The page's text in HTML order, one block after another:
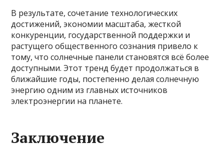
В результате, сочетание технологических
достижений, экономии масштаба, жесткой
конкуренции, государственной поддержки и
растущего общественного сознания привело к
тому, что солнечные панели становятся всё более
доступными. Этот тренд будет продолжаться в
ближайшие годы, постепенно делая солнечную
энергию одним из главных источников
электроэнергии на планете.
Заключение